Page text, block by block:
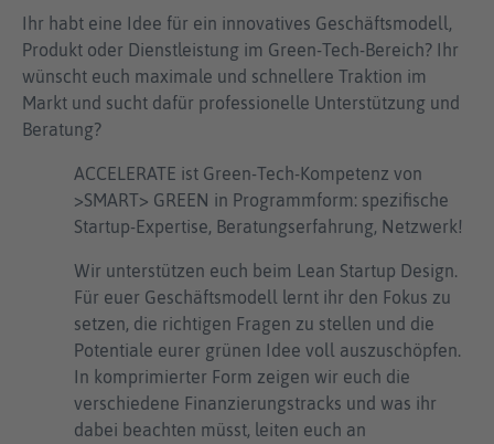
Ihr habt eine Idee für ein innovatives Geschäftsmodell,
Produkt oder Dienstleistung im Green-Tech-Bereich? Ihr
wünscht euch maximale und schnellere Traktion im
Markt und sucht dafür professionelle Unterstützung und
Beratung?
ACCELERATE ist Green-Tech-Kompetenz von
>SMART> GREEN in Programmform: spezifische
Startup-Expertise, Beratungserfahrung, Netzwerk!
Wir unterstützen euch beim Lean Startup Design.
Für euer Geschäftsmodell lernt ihr den Fokus zu
setzen, die richtigen Fragen zu stellen und die
Potentiale eurer grünen Idee voll auszuschöpfen.
In komprimierter Form zeigen wir euch die
verschiedene Finanzierungstracks und was ihr
dabei beachten müsst, leiten euch an